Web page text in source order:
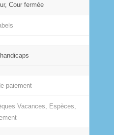
Cour fermée
paiement
Vacances, Espèces,